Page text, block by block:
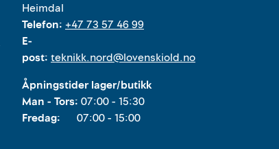
Heimdal
Telefon: +47 73 57 46 99
E-
post: teknikk.nord@lovenskiold.no
Åpningstider lager/butikk
Man - Tors: 07:00 - 15:30
Fredag: 07:00 - 15:00